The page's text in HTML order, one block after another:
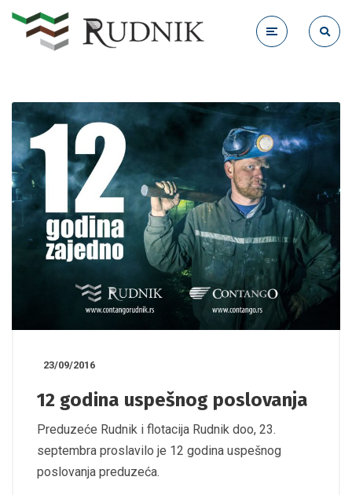
23/09/2016
12 godina uspešnog poslovanja
Preduzeće Rudnik i flotacija Rudnik doo, 23.
septembra proslavilo je 12 godina uspešnog
poslovanja preduzeća.